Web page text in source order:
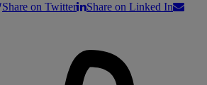
Share on Twitter
Share on Linked In